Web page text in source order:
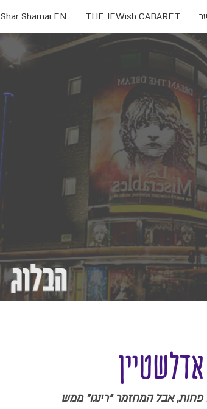
Shar Shamai EN THE JEWish CABARET
פחות, אבל המחזמר "רינגו" ממש